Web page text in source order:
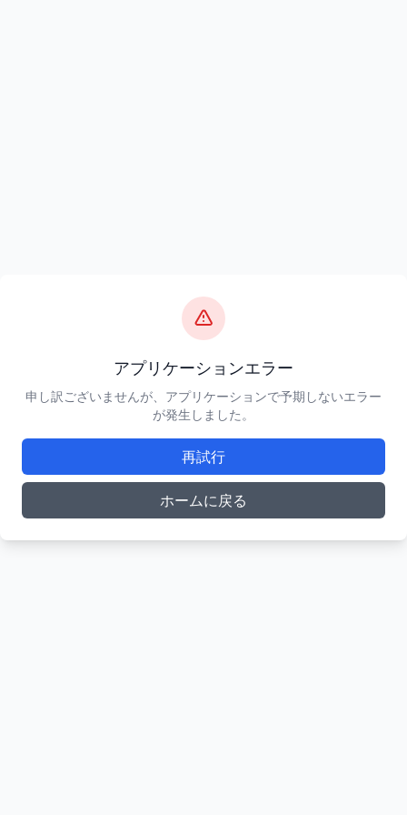
アプリケーションエラー
申し訳ございませんが、アプリケーションで予期しないエラー
が発生しました。
再試行
ホームに戻る